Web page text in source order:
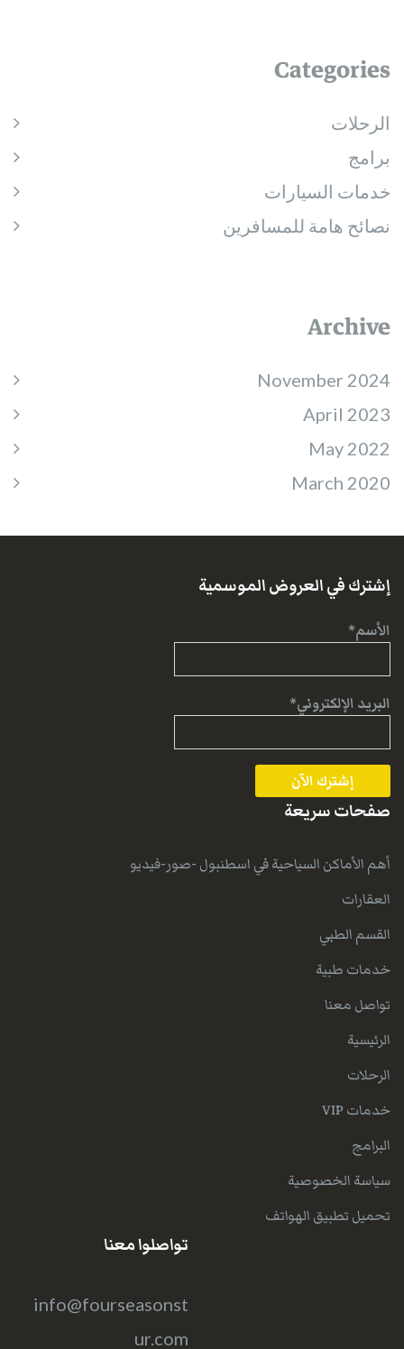
Categories
الرحلات
برامج
خدمات السيارات
نصائح هامة للمسافرين
Archive
November 2024
April 2023
May 2022
March 2020
إشترك في العروض الموسمية
الأسم*
البريد الإلكتروني*
صفحات سريعة
أهم الأماكن السياحية في اسطنبول -صور-فيديو
العقارات
القسم الطبي
خدمات طبية
تواصل معنا
الرئيسية
الرحلات
خدمات VIP
البرامج
سياسة الخصوصية
تحميل تطبيق الهواتف
تواصلوا معنا
info@fourseasonst
ur.com